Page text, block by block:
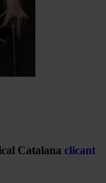
Catalana clicant